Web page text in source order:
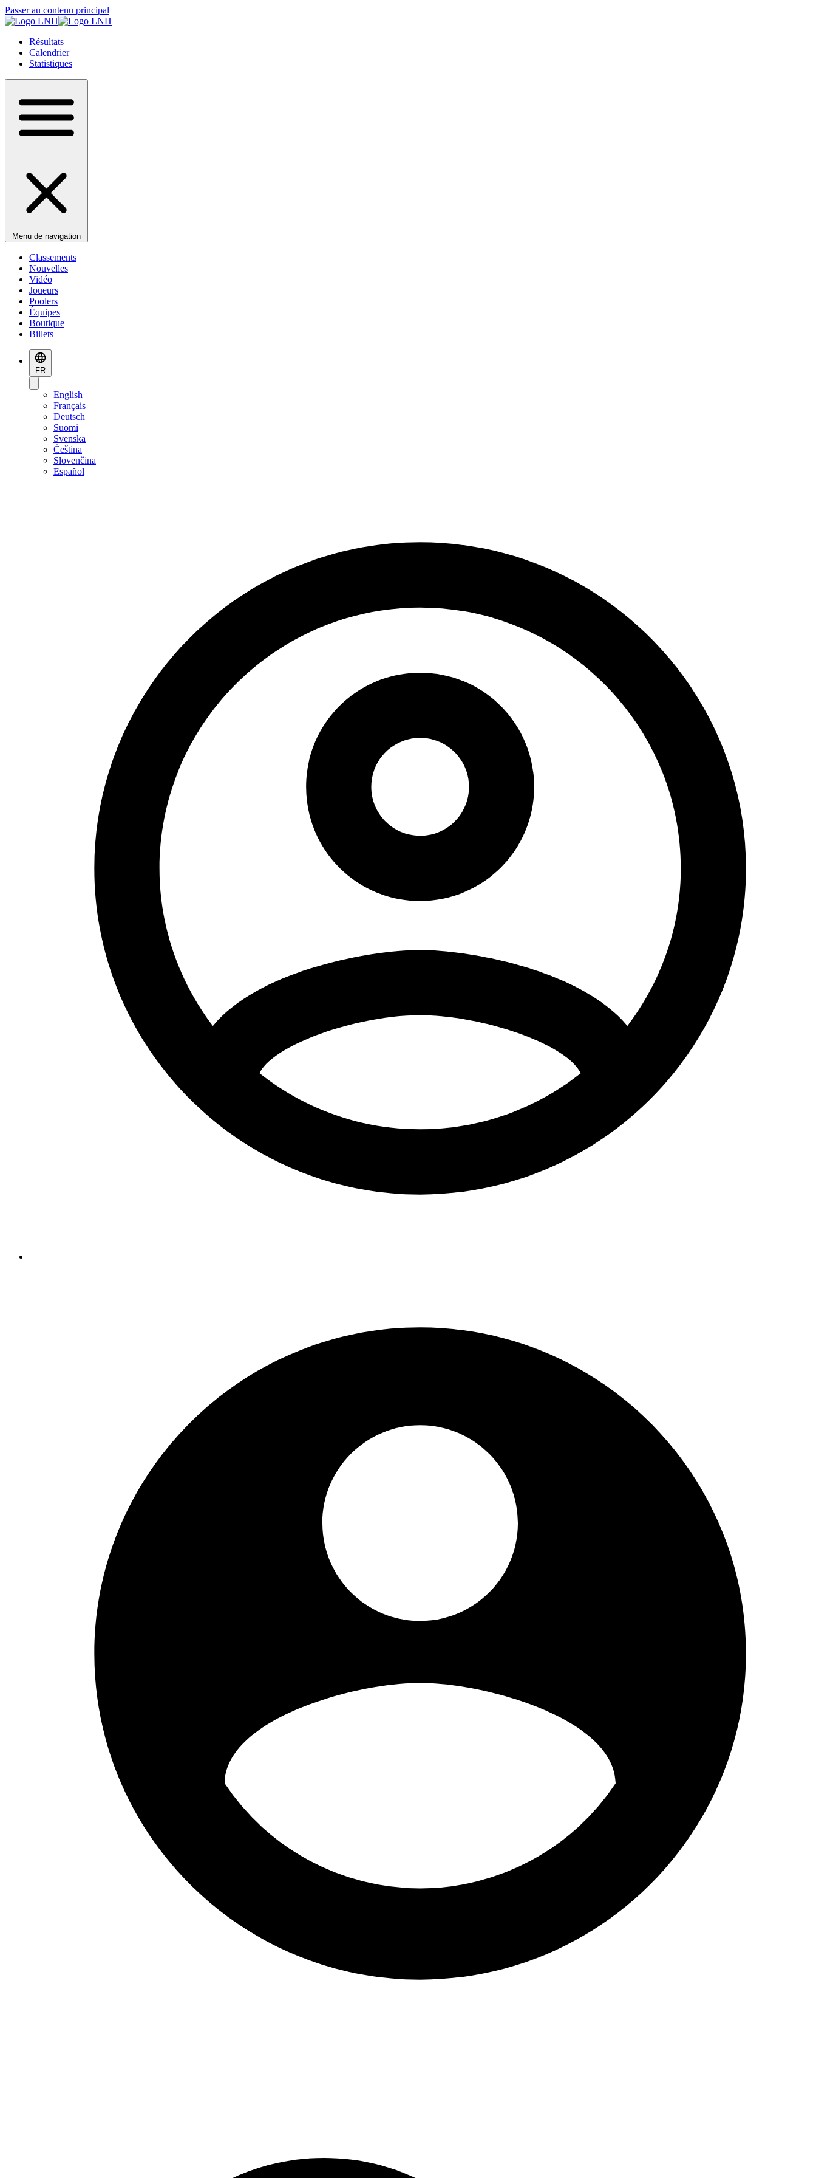
Passer au contenu principal
Résultats
Calendrier
Statistiques
Menu de navigation
Classements
Nouvelles
Vidéo
Joueurs
Poolers
Équipes
Boutique
Billets
FR
English
Français
Deutsch
Suomi
Svenska
Čeština
Slovenčina
Español